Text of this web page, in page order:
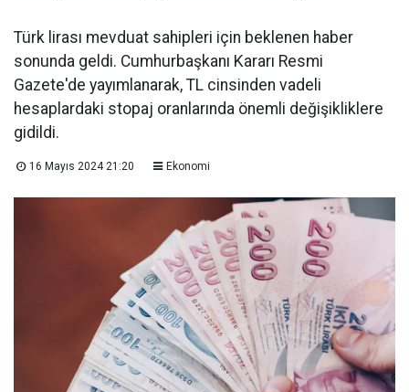
Türk lirası mevduat sahipleri için beklenen haber
sonunda geldi. Cumhurbaşkanı Kararı Resmi
Gazete'de yayımlanarak, TL cinsinden vadeli
hesaplardaki stopaj oranlarında önemli değişikliklere
gidildi.
16 Mayıs 2024 21:20 Ekonomi